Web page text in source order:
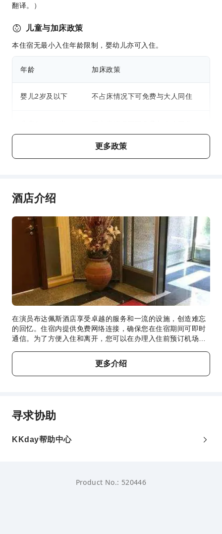
停车场
前台服务
旅游票务服务
礼宾服务
行李寄存
前台贵重物品保险柜
快速入住退房
安保人员
无障碍设施服务
翻译。）
儿童与加床政策
本住宿无最小入住年龄限制，婴幼儿亦可入住。
年龄 加床政策
婴儿2岁及以下 不占床情况下可免费与大人同住
更多政策
酒店介绍
在演员布达佩斯酒店享受卓越的服务和一流的设施，创造难忘
的回忆。住宿内提供免费网络连接，确保您在住宿期间可即时
通信。为了方便入住和离开，您可以在办理入住前预订机场接
住宿为驾车前来的客人提供停车场。住宿提供礼宾服务等接待
服务，确保为客人提供舒适的入住体验。住宿提供票务服务，
协助预订门票以及娱乐和探险活动。住宿提供洗衣服务，对于
他客人造成任何不便，住宿内全面禁止吸烟。 为了所有客人和
最大程度的放松，客房采用了温馨的设计，并配备了所有基本
部分客房会在必要时提供室内饮料。 住宿了解浴室设施对于提
更多介绍
寻求协助
KKday帮助中心
Product No.: 520446